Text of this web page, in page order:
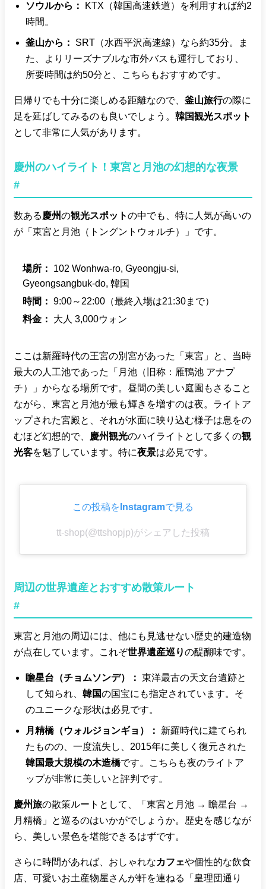
ソウルから：
KTX（韓国高速鉄道）を利用すれば約2
時間。
釜山から：
SRT（水西平沢高速線）なら約35分。ま
た、よりリーズナブルな市外バスも運行しており、
所要時間は約50分と、こちらもおすすめです。
日帰りでも十分に楽しめる距離なので、 釜山旅行の際に
足を延ばしてみるのも良いでしょう。 韓国観光スポット
として非常に人気があります。
慶州のハイライト！東宮と月池の幻想的な夜景
#
数ある 慶州の観光スポットの中でも、特に人気が高いの
が「東宮と月池（トングントウォルチ）」です。
場所：
102 Wonhwa-ro, Gyeongju-si,
Gyeongsangbuk-do, 韓国
時間： 9:00～22:00（最終入場は21:30まで）
料金：
大人 3,000ウォン
ここは新羅時代の王宮の別宮があった「東宮」と、当時
最大の人工池であった「月池（旧称：雁鴨池 アナプ
チ）」からなる場所です。昼間の美しい庭園もさること
ながら、東宮と月池が最も輝きを増すのは夜。ライトア
ップされた宮殿と、それが水面に映り込む様子は息をの
むほど幻想的で、
慶州観光のハイライトとして多くの観
光客を魅了しています。特に夜景は必見です。
この投稿をInstagramで見る
tt-shop(@ttshopjp)がシェアした投稿
周辺の世界遺産とおすすめ散策ルート
#
東宮と月池の周辺には、他にも見逃せない歴史的建造物
が点在しています。これぞ世界遺産巡りの醍醐味です。
瞻星台（チョムソンデ）： 東洋最古の天文台遺跡と
して知られ、 韓国の国宝にも指定されています。そ
のユニークな形状は必見です。
月精橋（ウォルジョンギョ）：
新羅時代に建てられ
たものの、一度流失し、2015年に美しく復元された
韓国最大規模の木造橋です。こちらも夜のライトア
ップが非常に美しいと評判です。
慶州旅の散策ルートとして、「東宮と月池 → 瞻星台 →
月精橋」と巡るのはいかがでしょうか。歴史を感じなが
ら、美しい景色を堪能できるはずです。
さらに時間があれば、おしゃれなカフェや個性的な飲食
店、可愛いお土産物屋さんが軒を連ねる「皇理団通り